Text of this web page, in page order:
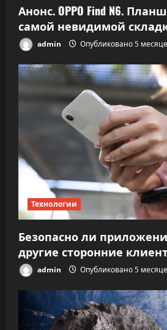
Анонс. OPPO Find N6.
самой невидимой
admin Опубликовано 5
Технологии
Безопасно ли
другие сторонние
admin Опубликовано 5